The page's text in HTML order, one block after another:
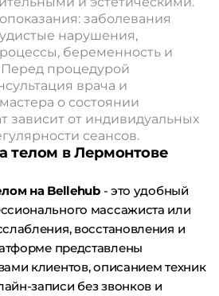
заболевания
нарушения,
беременность и
Перед процедурой
врача и
о состоянии
зависит от индивидуальных
сеансов.
телом в Лермонтове
на Bellehub- это удобный
массажиста или
восстановления и
представлены
клиентов, описанием техник
записи без звонков и